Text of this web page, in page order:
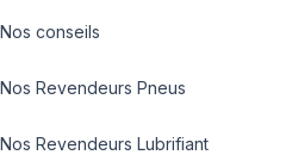
Nos conseils
Nos Revendeurs Pneus
Nos Revendeurs Lubrifiant